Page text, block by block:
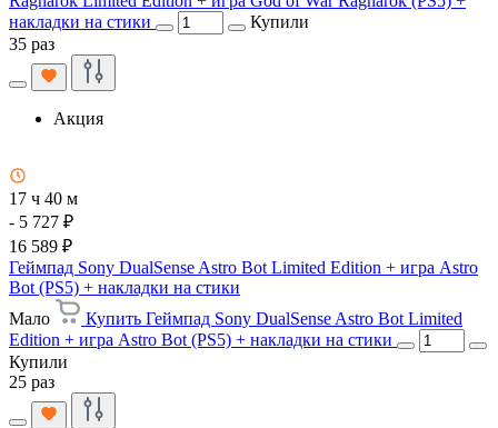
накладки на стики
Купили
35 раз
Акция
17 ч 40 м
- 5 727 ₽
16 589 ₽
Геймпад Sony DualSense Astro Bot Limited Edition + игра Astro
Bot (PS5) + накладки на стики
Мало
Купить Геймпад Sony DualSense Astro Bot Limited
Edition + игра Astro Bot (PS5) + накладки на стики
Купили
25 раз